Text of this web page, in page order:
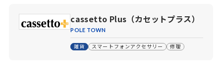
cassetto Plus（カセットプラス）
POLE TOWN
雑貨 スマートフォンアクセサリー 修理